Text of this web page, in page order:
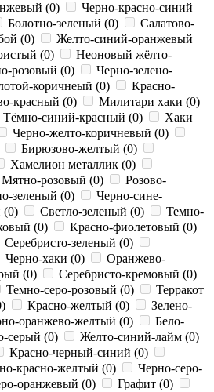
(0)
Черно-красно-синий
Болотно-зеленый (0)
Салатово-
(0)
Желто-синий-оранжевый
(0)
Неоновый жёлто-
розовый (0)
Черно-зелено-
коричнеый (0)
Красно-
красный (0) Милитари хаки (0)
Тёмно-синий-красный (0)
Хаки
Черно-желто-коричневый (0)
Бирюзово-желтый (0)
Хамелион металлик (0)
Мятно-розовый (0)
Розово-
зеленый (0)
Черно-сине-
(0) Светло-зеленый (0)
Темно-
(0) Красно-фиолетовый (0)
Серебристо-зеленый (0)
Черно-хаки (0)
Оранжево-
(0) Серебристо-кремовый (0)
Темно-серо-розовый (0)
Терракот
) Красно-желтый (0)
Зелено-
оранжево-желтый (0)
Бело-
серый (0) Желто-синий-лайм (0)
Красно-черный-синий (0)
красно-желтый (0)
Черно-серо-
оранжевый (0) Графит (0)